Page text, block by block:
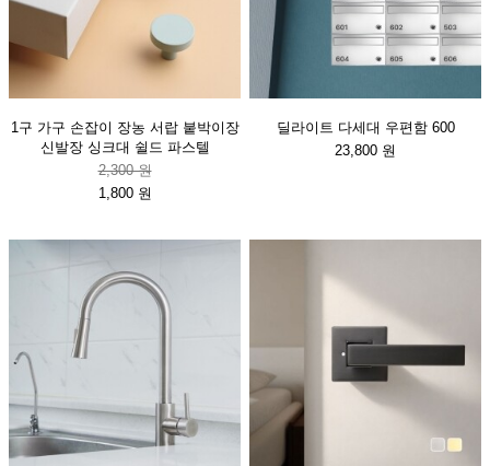
1구 가구 손잡이 장농 서랍 붙박이장
신발장 싱크대 쉴드 파스텔
2,300 원
1,800 원
딜라이트 다세대 우편함 600
23,800 원